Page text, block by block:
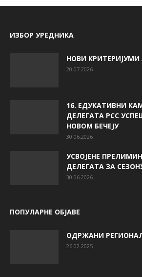
ИЗБОР УРЕДНИКА
НОВИ
20.07.2026
16. ЕДУКАТИВНИ
ДЕЛЕГАТА РСС
НОВОМ БЕЧЕЈУ
30.06.2026
УСВОЈЕНЕ
ДЕЛЕГАТА ЗА
30.06.2026
ПОПУЛАРНЕ ОБЈАВЕ
ОДРЖАНИ
26.02.2025